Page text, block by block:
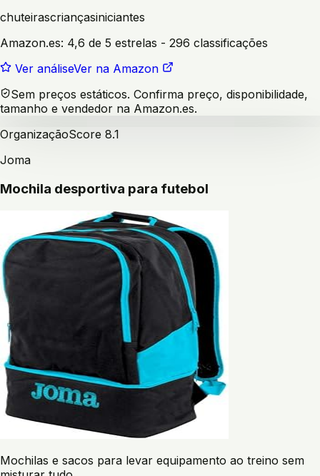
chuteirascriançasiniciantes
Amazon.es: 4,6 de 5 estrelas - 296 classificações
Ver análiseVer na Amazon
Sem preços estáticos. Confirma preço, disponibilidade,
tamanho e vendedor na Amazon.es.
OrganizaçãoScore 8.1
Joma
Mochila desportiva para futebol
Mochilas e sacos para levar equipamento ao treino sem